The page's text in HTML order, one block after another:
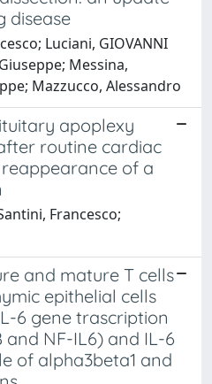
disease
Luciani, GIOVANNI
Messina,
Mazzucco, Alessandro
apoplexy
routine cardiac
of a
Francesco;
and mature T cells
epithelial cells
6 gene trascription
NF-IL6) and IL-6
of alpha3beta1 and